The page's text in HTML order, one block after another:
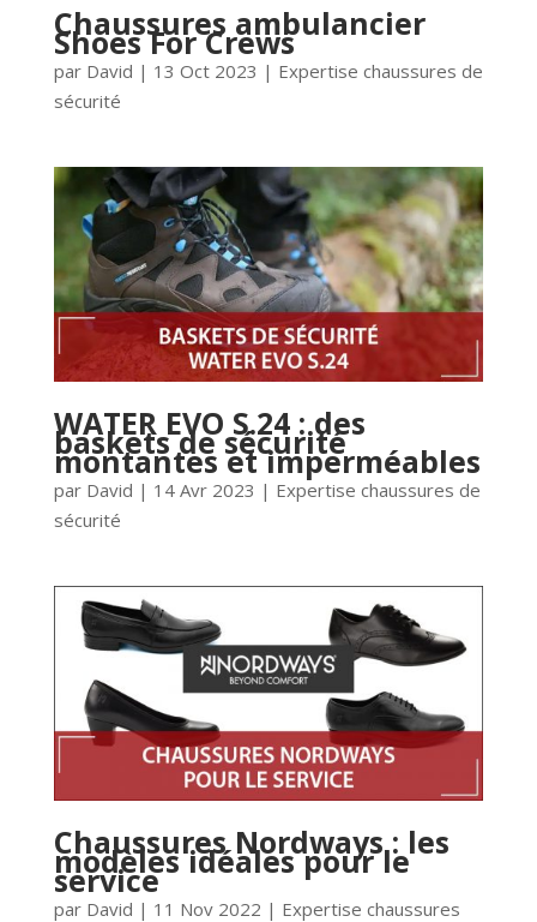
Chaussures ambulancier
Shoes For Crews
par David | 13 Oct 2023 | Expertise chaussures de
sécurité
WATER EVO S.24 : des
baskets de sécurité
montantes et imperméables
par David | 14 Avr 2023 | Expertise chaussures de
sécurité
Chaussures Nordways : les
modèles idéales pour le
service
par David | 11 Nov 2022 | Expertise chaussures